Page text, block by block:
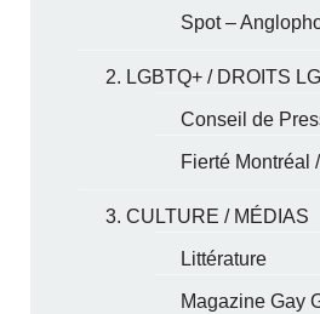
Spot –
2. LGBTQ+ / DROITS
Conseil de
Fierté Montréal
3. CULTURE / MÉDIAS
Littérature
Magazine Gay